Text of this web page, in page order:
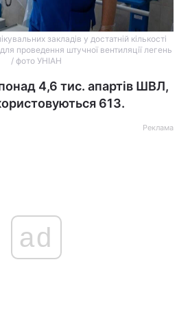
закладів у достатній кількості
проведення штучної вентиляції легень
/ фото УНІАН
понад 4,6 тис. апартів ШВЛ,
613.
Реклама
ad